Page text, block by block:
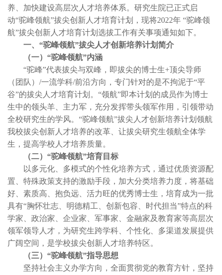
养、加快建设高层次人才培养体系。研究生院已正式启
动“驼峰领航”拔尖创新人才培育计划，现将2022年 “驼峰领
航”拔尖创新人才培育计划选拔工作有关事项通知如下。
一、“驼峰领航”拔尖人才创新培养计划简介
（一）“驼峰领航”内涵
“驼峰”代表拔尖与双峰，即拔尖的博士生+顶尖导师
（团队）/一流学科/前沿方向，专门针对的是不拘泥于“平
谷”的拔尖人才培育计划。“领航”即本计划的成员作为博士
生中的领头羊、主力军，充分发挥带头领军作用，引领带动
全校研究生的学风。“驼峰领航”拔尖人才创新培养计划领航
我校拔尖创新人才培养的改革、让拔尖研究生领航全体学
生，提高学校人才培养质量。
（二）“驼峰领航”培育目标
以多元化、多模式的个性化培养方式，通过优质资源配
置、特殊政策支持的激励手段，加大分类培养力度，将基础
好、素质高、抱负远、活力旺的优秀博士生，培育成为一批
具有“胸怀壮志、明德精工、创新包容、时代担当”特点的科
学家、政治家、企业家、军事家、金融家及教育家等高层次
领军领导人才，为研究生跨学科、个性化、多渠道发展提供
广阔空间，是学校拔尖创新人才培养特区。
（三）“驼峰领航”指导思想
坚持社会主义办学方向，全面贯彻党的教育方针，坚持